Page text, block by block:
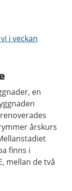
i veckan
en
årskurs
finns i
mellan de två